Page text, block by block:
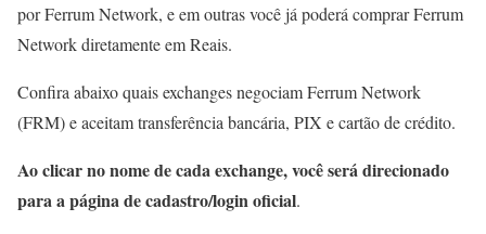
por Ferrum Network, e em outras você já poderá comprar Ferrum
Network diretamente em Reais.
Confira abaixo quais exchanges negociam Ferrum Network
(FRM) e aceitam transferência bancária, PIX e cartão de crédito.
Ao clicar no nome de cada exchange, você será direcionado
para a página de cadastro/login oficial.